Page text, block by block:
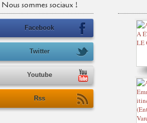
Nous sommes sociaux !
Facebook
Twitter
Youtube
Rss